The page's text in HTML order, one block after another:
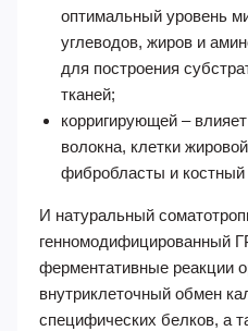
оптимальный уровень
углеводов, жиров и
для построения
тканей;
корригирующей –
волокна, клетки
фибробласты и костный
И натуральный
генномодифицированный
ферментативные реакции
внутриклеточный обмен
специфических белков, а